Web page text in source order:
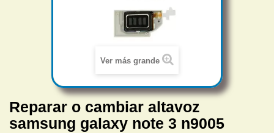
Ver más grande
Reparar o cambiar altavoz
samsung galaxy note 3 n9005